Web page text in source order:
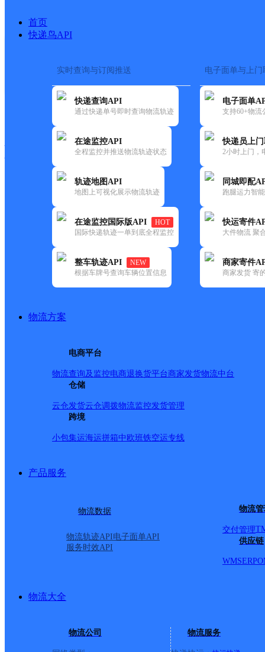
首页
快递鸟API
实时查询与订阅推送
快递查询API
通过快递单号即时查询物流轨迹
在途监控API
全程监控并推送物流轨迹状态
轨迹地图API
地图上可视化展示物流轨迹
在途监控国际版API
HOT
国际快递轨迹一单到底全程监控
整车轨迹API
NEW
根据车牌号查询车辆位置信息
电子面单与上门
电子面单
支持60+物流
快递员上
2小时上门，
同城即配
跑腿运力智
快运寄件
大件物流 聚
商家寄件
商家发货 寄
物流方案
电商平台
物流查询及监控电商退换货平台商家发货物流中台
仓储
云仓发货云仓调拨物流监控发货管理
跨境
小包集运海运拼箱中欧班铁空运专线
产品服务
物流数据
物流轨迹API电子面单API
服务时效API
物流
交付管理
供应链
WMSERP
物流大全
物流公司 物流服务
快运大全 快递时效
韵达
云南腾冲县公司东营分部
更新时间：2022-07-14 00:00:00
所属快递：韵达速递
所属区域：云南省-保山市-腾冲市
网点地址：中国云南省保山市腾冲市腾越镇天成社区银河
网点负责人：